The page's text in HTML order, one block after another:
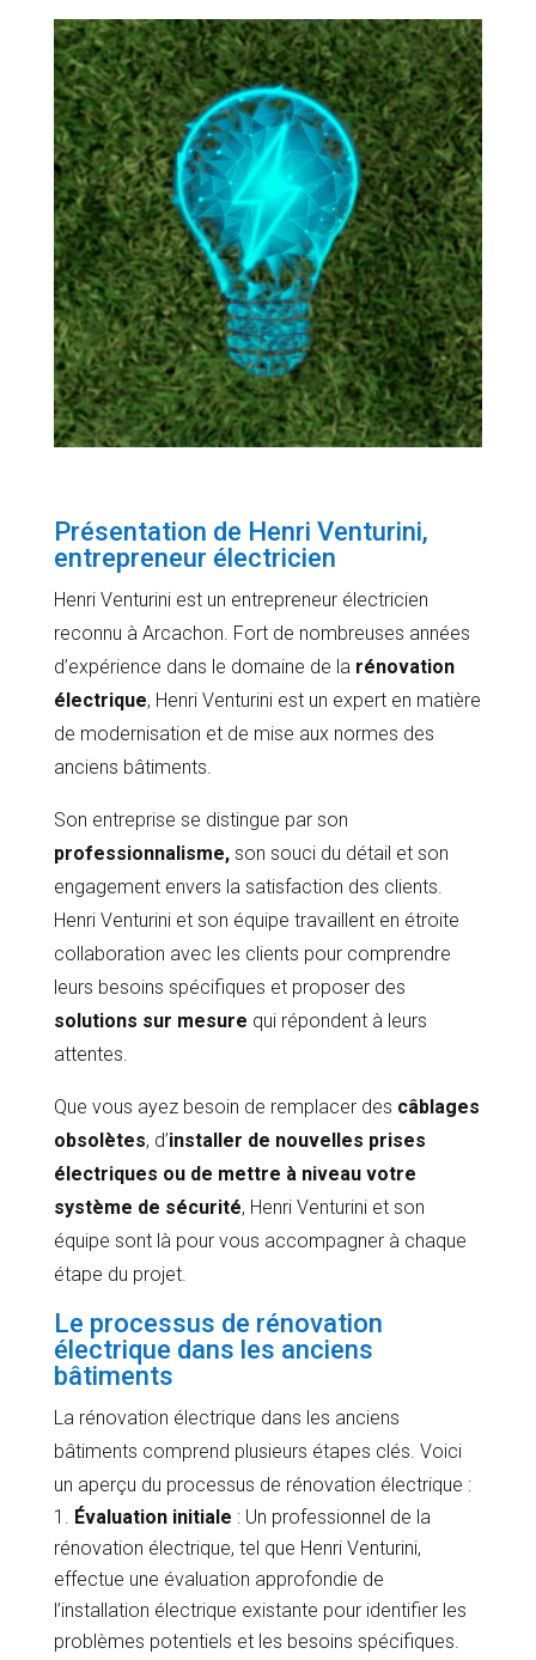
Présentation de Henri Venturini,
entrepreneur électricien
Henri Venturini est un entrepreneur électricien
reconnu à Arcachon. Fort de nombreuses années
d’expérience dans le domaine de la rénovation
électrique, Henri Venturini est un expert en matière
de modernisation et de mise aux normes des
anciens bâtiments.
Son entreprise se distingue par son
professionnalisme,son souci du détail et son
engagement envers la satisfaction des clients.
Henri Venturini et son équipe travaillent en étroite
collaboration avec les clients pour comprendre
leurs besoins spécifiques et proposer des
solutions sur mesure qui répondent à leurs
attentes.
Que vous ayez besoin de remplacer des câblages
obsolètes, d’installer de nouvelles prises
électriques ou de mettre à niveau votre
système de sécurité, Henri Venturini et son
équipe sont là pour vous accompagner à chaque
étape du projet.
Le processus de rénovation
électrique dans les anciens
bâtiments
La rénovation électrique dans les anciens
bâtiments comprend plusieurs étapes clés. Voici
un aperçu du processus de rénovation électrique :
Évaluation initiale : Un professionnel de la
rénovation électrique, tel que Henri Venturini,
effectue une évaluation approfondie de
l’installation électrique existante pour identifier les
problèmes potentiels et les besoins spécifiques.